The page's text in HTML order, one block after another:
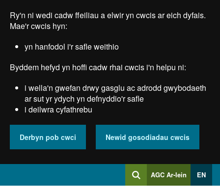
main
Ry'n ni wedi cadw ffeiliau a elwir yn cwcis ar eich dyfais.
Mae'r cwcis hyn:
yn hanfodol i'r safle weithio
Byddem hefyd yn hoffi cadw rhai cwcis i'n helpu ni:
i wella'n gwefan drwy gasglu ac adrodd gwybodaeth
ar sut yr ydych yn defnyddio'r safle
i deilwra cyfathrebu
Derbyn pob cwci Newid gosodiadau cwcis
ChwilioMewngofnodi
i
AGC Ar-lein EN